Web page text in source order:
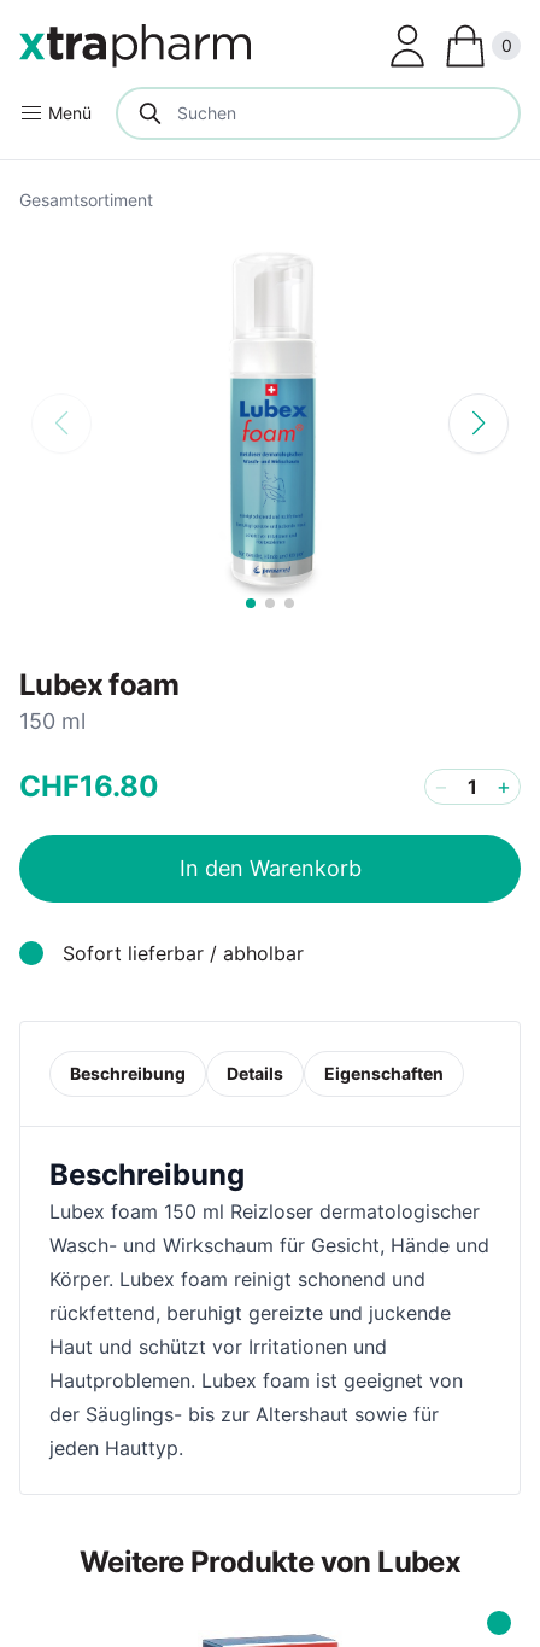
Menü
0
Gesamtsortiment
Lubex foam
150 ml
CHF16.80 − +
In den Warenkorb
Sofort lieferbar / abholbar
Beschreibung Details Eigenschaften
Beschreibung
Lubex foam 150 ml Reizloser dermatologischer
Wasch- und Wirkschaum für Gesicht, Hände und
Körper. Lubex foam reinigt schonend und
rückfettend, beruhigt gereizte und juckende
Haut und schützt vor Irritationen und
Hautproblemen. Lubex foam ist geeignet von
der Säuglings- bis zur Altershaut sowie für
jeden Hauttyp.
Weitere Produkte von Lubex